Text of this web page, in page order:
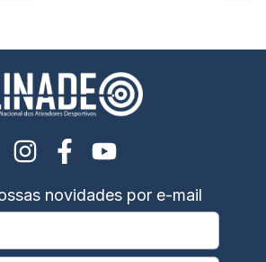
novidades por e-mail